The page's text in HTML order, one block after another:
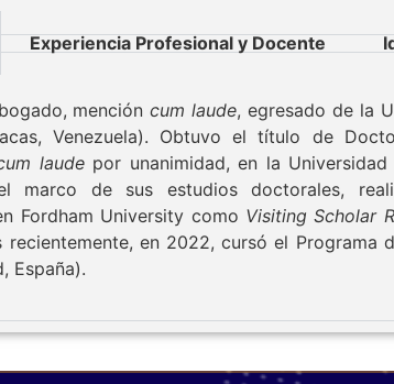
Experiencia Profesional y Docente
mencióncum laude, egresado de la
Venezuela). Obtuvo el título de
laudepor unanimidad, en la Universidad
marco de sus estudios doctorales,
Fordham University como Visiting Scholar
recientemente, en 2022, cursó el Programa
España).